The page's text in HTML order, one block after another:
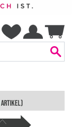
ARTIKEL)